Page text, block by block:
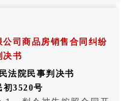
司商品房销售合同纠纷
决书
法院民事判决书
初3520号